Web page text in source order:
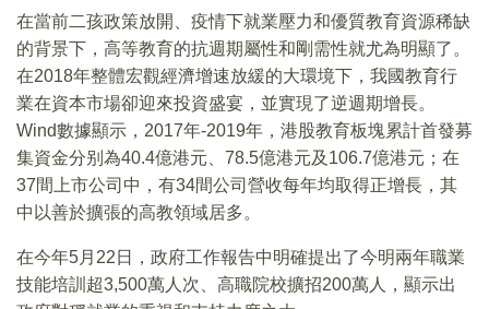
在當前二孩政策放開、疫情下就業壓力和優質教育資源稀缺
的背景下，高等教育的抗週期屬性和剛需性就尤為明顯了。
在2018年整體宏觀經濟增速放緩的大環境下，我國教育行
業在資本市場卻迎來投資盛宴，並實現了逆週期增長。
Wind數據顯示，2017年-2019年，港股教育板塊累計首發募
集資金分别為40.4億港元、78.5億港元及106.7億港元；在
37間上市公司中，有34間公司營收每年均取得正增長，其
中以善於擴張的高教領域居多。
在今年5月22日，政府工作報告中明確提出了今明兩年職業
技能培訓超3,500萬人次、高職院校擴招200萬人，顯示出